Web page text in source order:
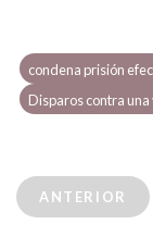
condena prisión
Disparos contra
ANTERIOR